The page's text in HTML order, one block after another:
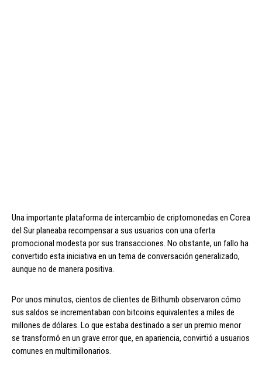
Una importante plataforma de intercambio de criptomonedas en Corea
del Sur planeaba recompensar a sus usuarios con una oferta
promocional modesta por sus transacciones. No obstante, un fallo ha
convertido esta iniciativa en un tema de conversación generalizado,
aunque no de manera positiva.
Por unos minutos, cientos de clientes de Bithumb observaron cómo
sus saldos se incrementaban con bitcoins equivalentes a miles de
millones de dólares. Lo que estaba destinado a ser un premio menor
se transformó en un grave error que, en apariencia, convirtió a usuarios
comunes en multimillonarios.